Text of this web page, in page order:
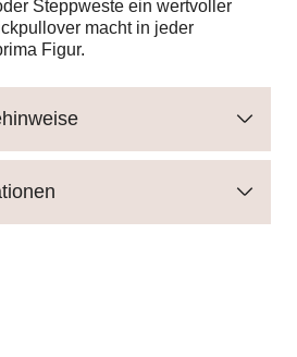
Steppweste ein wertvoller
macht in jeder
Figur.